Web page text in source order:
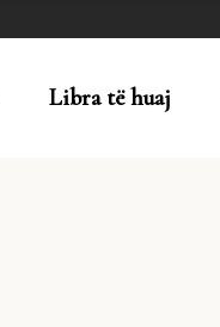
Libra të huaj